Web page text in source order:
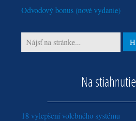
Odvodový bonus (nové vydanie)
Na stiahnutie
18 vylepšení volebného systému